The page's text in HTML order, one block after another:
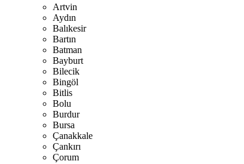
Artvin
Aydın
Balıkesir
Bartın
Batman
Bayburt
Bilecik
Bingöl
Bitlis
Bolu
Burdur
Bursa
Çanakkale
Çankırı
Çorum